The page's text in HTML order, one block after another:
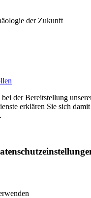
der Zukunft
der Bereitstellung
erklären Sie sich